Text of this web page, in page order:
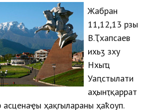
Жәабран
11,12,13 рзы
В.Ҭхапсаев
ихьӡ зху
Нхыҵ
Уаԥстәылатәи
аҳәынҭқарратә
асценаҿы ҳақәгылараны ҳаҟоуп.